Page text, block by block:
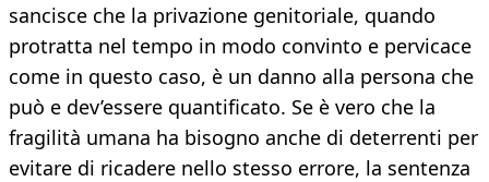
sancisce che la privazione genitoriale, quando
protratta nel tempo in modo convinto e pervicace
come in questo caso, è un danno alla persona che
può e dev’essere quantificato. Se è vero che la
fragilità umana ha bisogno anche di deterrenti per
evitare di ricadere nello stesso errore, la sentenza